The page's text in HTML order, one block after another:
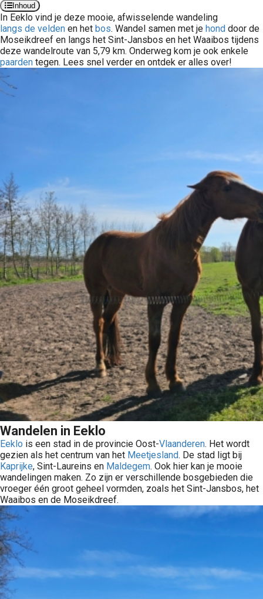
Inhoud
In Eeklo vind je deze mooie, afwisselende wandeling
langs de velden en het bos. Wandel samen met je hond door de
Moseikdreef en langs het Sint-Jansbos en het Waaibos tijdens
deze wandelroute van 5,79 km. Onderweg kom je ook enkele
paarden tegen. Lees snel verder en ontdek er alles over!
Wandelen in Eeklo
Eeklo is een stad in de provincie Oost-Vlaanderen. Het wordt
gezien als het centrum van het Meetjesland. De stad ligt bij
Kaprijke, Sint-Laureins en Maldegem. Ook hier kan je mooie
wandelingen maken. Zo zijn er verschillende bosgebieden die
vroeger één groot geheel vormden, zoals het Sint-Jansbos, het
Waaibos en de Moseikdreef.